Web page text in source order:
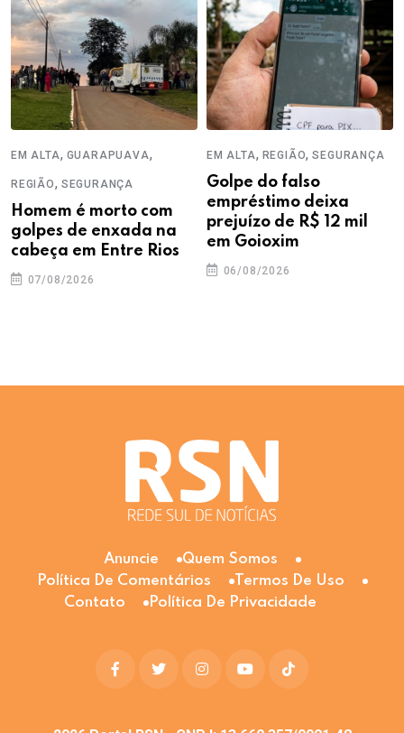
EM ALTA, GUARAPUAVA,
REGIÃO, SEGURANÇA
Homem é morto com
golpes de enxada na
cabeça em Entre Rios
07/08/2026
EM ALTA, REGIÃO,SEGURANÇA
Golpe do falso
empréstimo deixa
prejuízo de R$ 12 mil
em Goioxim
06/08/2026
Anuncie
Quem Somos
Política De Comentários
Termos De Uso
Contato
Política De Privacidade